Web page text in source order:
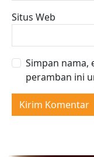
Situs Web
Simpan nama,
peramban ini